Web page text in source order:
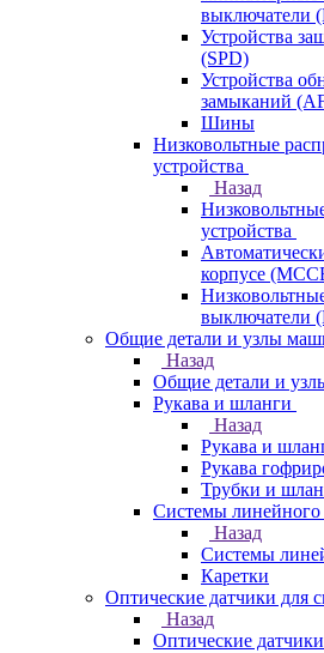
выключатели
Устройства
(SPD)
Устройства
замыканий
Шины
Низковольтные
устройства
Назад
устройства
корпусе
выключатели
Общие детали и узлы
Назад
Общие детали и
Рукава и шланги
Назад
Рукава и
Рукава
Трубки и
Системы
Назад
Системы
Каретки
Оптические датчики для
Назад
Оптические